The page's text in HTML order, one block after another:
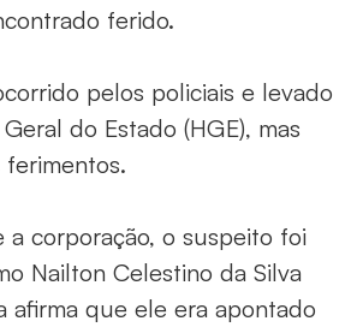
ferido.
pelos policiais e levado
do Estado (HGE), mas
ferimentos.
a corporação, o suspeito foi
Nailton Celestino da Silva
afirma que ele era apontado